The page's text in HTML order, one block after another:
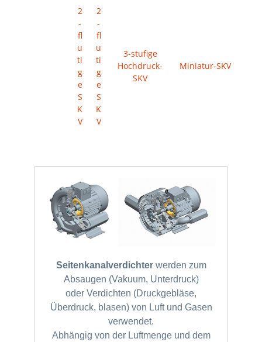
2
-
fl
u
ti
g
e
S
K
V
2
-
fl
u
ti
g
e
S
K
V
3-stufige
Hochdruck-
SKV
Miniatur-SKV
Seitenkanalverdichter werden zum
Absaugen (Vakuum, Unterdruck)
oder Verdichten (Druckgebläse,
Überdruck, blasen) von Luft und Gasen
verwendet.
Abhängig von der Luftmenge und dem